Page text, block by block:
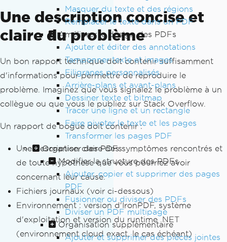
Masquer du texte et des régions
Remplacer le texte dans un PDF
Améliorer le design des PDFs
Ajouter et éditer des annotations
Tamponner texte et images
Filigranes personnalisés
Arrière-plans et avant-plans
Dessiner texte et bitmap
Tracer une ligne et un rectangle
Faire pivoter le texte et les pages
Transformer les pages PDF
Organiser des PDFs
Modifier la structure des PDFs
Ajouter, copier et supprimer des pages
PDF
Fusionner ou diviser des PDFs
Diviser un PDF multipage
Organisation supplémentaire
Ajouter et supprimer des pièces jointes
Une description concise et
claire du problème
Un bon rapport technique doit contenir suffisamment
d'informations pour permettre de reproduire le
problème. Imaginez que vous signalez le problème à un
collègue ou que vous le publiez sur Stack Overflow.
Un rapport de bogue doit contenir :
Une description claire des symptômes rencontrés et
de toute hypothèse que vous pourriez avoir
concernant leur cause.
Fichiers journaux (voir ci-dessous)
Environnement : version d'IronPDF, système
d'exploitation et version du runtime .NET
(environnement cloud exact, le cas échéant)